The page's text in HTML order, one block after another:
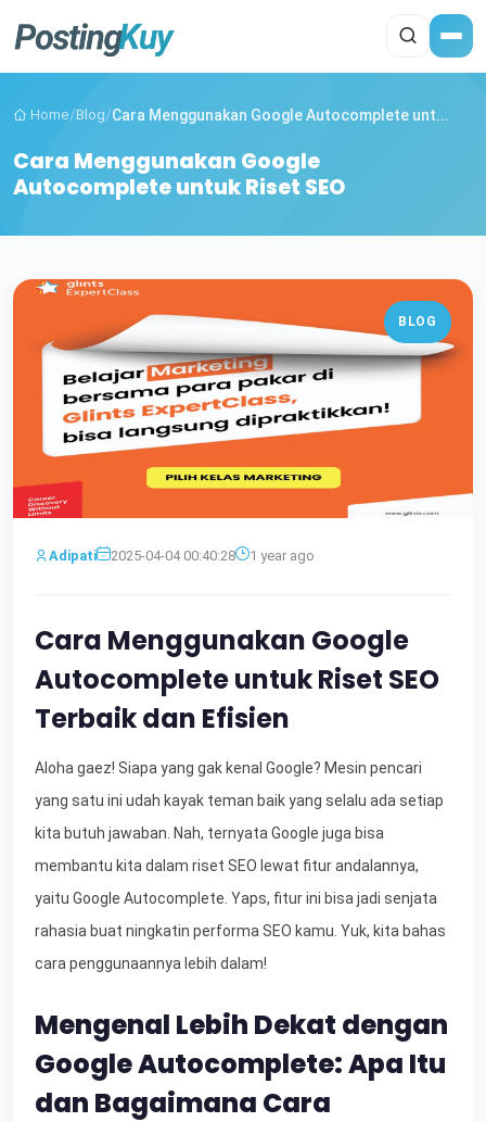
Home/Blog/Cara Menggunakan Google Autocomplete unt...
Cara Menggunakan Google
Autocomplete untuk Riset SEO
BLOG
Adipati 2025-04-04 00:40:28 1 year ago
Cara Menggunakan Google
Autocomplete untuk Riset SEO
Terbaik dan Efisien
Aloha gaez! Siapa yang gak kenal Google? Mesin pencari
yang satu ini udah kayak teman baik yang selalu ada setiap
kita butuh jawaban. Nah, ternyata Google juga bisa
membantu kita dalam riset SEO lewat fitur andalannya,
yaitu Google Autocomplete. Yaps, fitur ini bisa jadi senjata
rahasia buat ningkatin performa SEO kamu. Yuk, kita bahas
cara penggunaannya lebih dalam!
Mengenal Lebih Dekat dengan
Google Autocomplete: Apa Itu
dan Bagaimana Cara